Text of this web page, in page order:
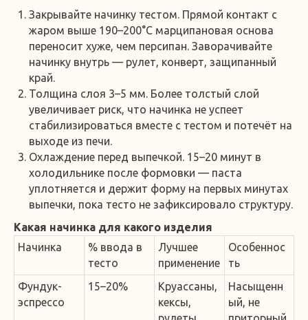
Закрывайте начинку тестом. Прямой контакт с
жаром выше 190–200°C марципановая основа
переносит хуже, чем персипан. Заворачивайте
начинку внутрь — рулет, конверт, защипанный
край.
Толщина слоя 3–5 мм. Более толстый слой
увеличивает риск, что начинка не успеет
стабилизироваться вместе с тестом и потечёт на
выходе из печи.
Охлаждение перед выпечкой. 15–20 минут в
холодильнике после формовки — паста
уплотняется и держит форму на первых минутах
выпечки, пока тесто не зафиксировало структуру.
Какая начинка для какого изделия
Начинка
% ввода в
тесто
Лучшее
применение
Особеннос
ть
Фундук-
эспрессо
15–20%
Круассаны,
кексы,
Насыщенн
ый, не